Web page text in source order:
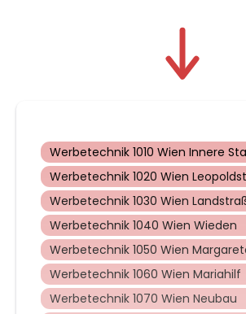
Werbetechnik 1010 Wien Innere
Werbetechnik 1020 Wien
Werbetechnik 1030 Wien
Werbetechnik 1040 Wien Wieden
Werbetechnik 1050 Wien
Werbetechnik 1060 Wien Mariahilf
Werbetechnik 1070 Wien Neubau